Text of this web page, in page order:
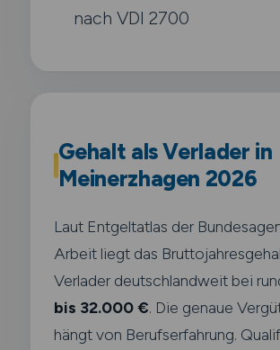
nach VDI 2700
Gehalt als Verlader in
Meinerzhagen 2026
Laut Entgeltatlas der
Arbeit liegt das
Verlader deutschlandweit bei
bis 32.000 €. Die genaue
hängt von Berufserfahrung.